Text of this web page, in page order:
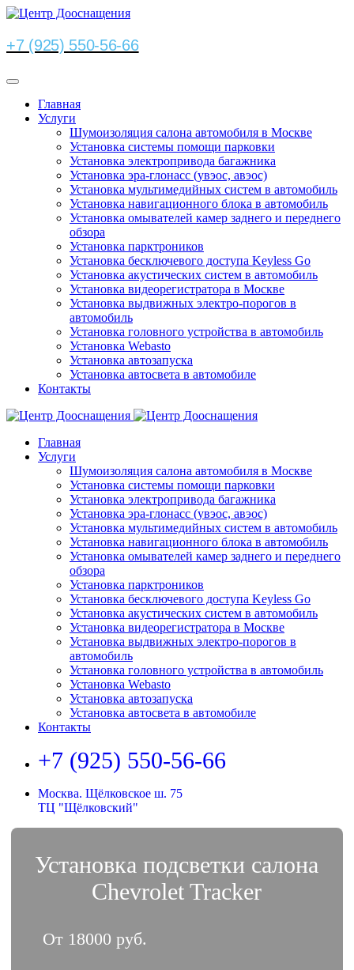
+7 (925) 550-56-66
Главная
Услуги
Шумоизоляция салона автомобиля в Москве
Установка системы помощи парковки
Установка электропривода багажника
Установка эра-глонасс (увэос, авэос)
Установка мультимедийных систем в автомобиль
Установка навигационного блока в автомобиль
Установка омывателей камер заднего и переднего
обзора
Установка парктроников
Установка бесключевого доступа Keyless Go
Установка акустических систем в автомобиль
Установка видеорегистратора в Москве
Установка выдвижных электро-порогов в
автомобиль
Установка головного устройства в автомобиль
Установка Webasto
Установка автозапуска
Установка автосвета в автомобиле
Контакты
Главная
Услуги
Шумоизоляция салона автомобиля в Москве
Установка системы помощи парковки
Установка электропривода багажника
Установка эра-глонасс (увэос, авэос)
Установка мультимедийных систем в автомобиль
Установка навигационного блока в автомобиль
Установка омывателей камер заднего и переднего
обзора
Установка парктроников
Установка бесключевого доступа Keyless Go
Установка акустических систем в автомобиль
Установка видеорегистратора в Москве
Установка выдвижных электро-порогов в
автомобиль
Установка головного устройства в автомобиль
Установка Webasto
Установка автозапуска
Установка автосвета в автомобиле
Контакты
+7 (925) 550-56-66
Москва. Щёлковское ш. 75
ТЦ "Щёлковский"
Установка подсветки салона
Chevrolet Tracker
От 18000 руб.